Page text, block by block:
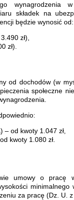
wynagrodzenia
składek na
będzie wynosić od:
zł),
zł).
od dochodów (w
społeczne
– od kwoty 1.047 zł,
kwoty 1.080 zł.
umowy o pracę
minimalnego
za pracę (Dz. U.